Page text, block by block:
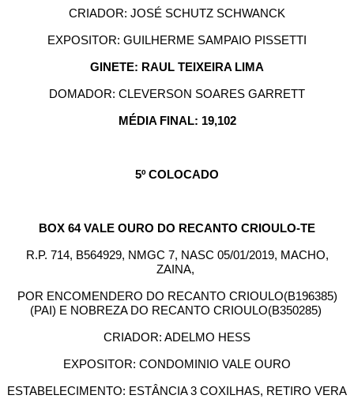
CRIADOR: JOSÉ SCHUTZ SCHWANCK
EXPOSITOR: GUILHERME SAMPAIO PISSETTI
GINETE: RAUL TEIXEIRA LIMA
DOMADOR: CLEVERSON SOARES GARRETT
MÉDIA FINAL: 19,102
5º COLOCADO
BOX 64 VALE OURO DO RECANTO CRIOULO-TE
R.P. 714, B564929, NMGC 7, NASC 05/01/2019, MACHO,
ZAINA,
POR ENCOMENDERO DO RECANTO CRIOULO(B196385)
(PAI) E NOBREZA DO RECANTO CRIOULO(B350285)
CRIADOR: ADELMO HESS
EXPOSITOR: CONDOMINIO VALE OURO
ESTABELECIMENTO: ESTÂNCIA 3 COXILHAS, RETIRO VERA